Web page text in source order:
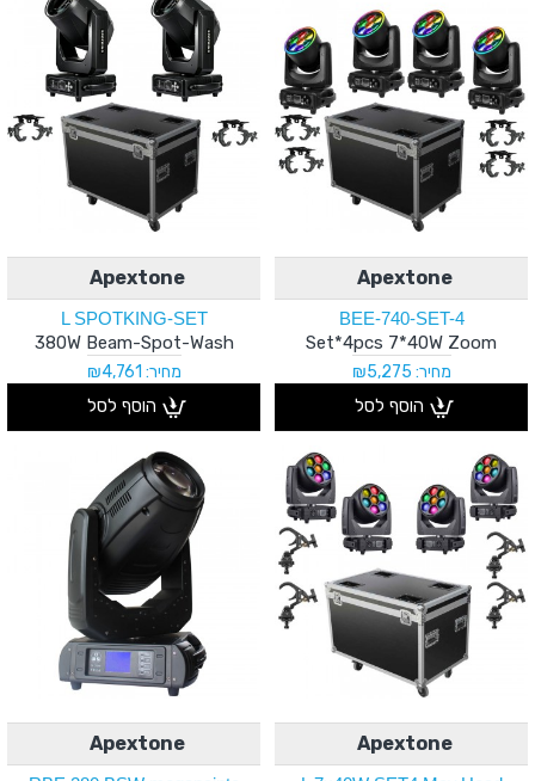
Apextone
BEE-740-SET-4
Set*4pcs 7*40W Zoom
מחיר: ₪5,275
הוסף לסל
Apextone
L SPOTKING-SET
380W Beam-Spot-Wash
מחיר: ₪4,761
הוסף לסל
Apextone
Apextone